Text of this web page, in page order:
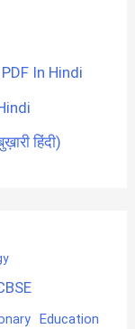
In Hindi
हिंदी)
Education